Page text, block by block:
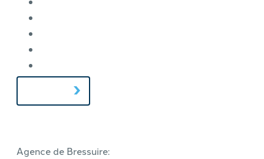
CONTACT
Agence de Bressuire: